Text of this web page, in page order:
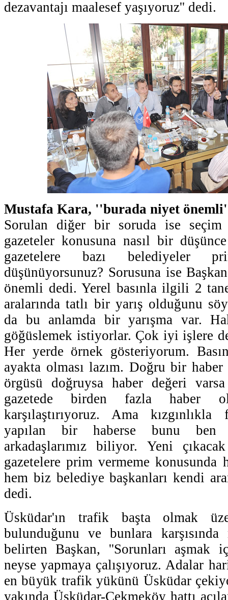
dezavantajı maalesef yaşıyoruz'' dedi.
Mustafa Kara, ''burada niyet
Sorulan diğer bir soruda ise seçim
gazeteler konusuna nasıl bir
gazetelere bazı belediyeler
düşünüyorsunuz? Sorusuna ise
önemli dedi. Yerel basınla ilgili 2
aralarında tatlı bir yarış olduğunu
da bu anlamda bir yarışma var.
göğüslemek istiyorlar. Çok iyi işlere
Her yerde örnek gösteriyorum.
ayakta olması lazım. Doğru bir haber
örgüsü doğruysa haber değeri
gazetede birden fazla haber
karşılaştırıyoruz. Ama
yapılan bir haberse bunu
arkadaşlarımız biliyor. Yeni
gazetelere prim vermeme konusunda
hem biz belediye başkanları kendi
dedi.
Üsküdar'ın trafik başta olmak
bulunduğunu ve bunlara
belirten Başkan, ''Sorunları aşmak
neyse yapmaya çalışıyoruz. Adalar
en büyük trafik yükünü Üsküdar
yakında Üsküdar-Çekmeköy hattı